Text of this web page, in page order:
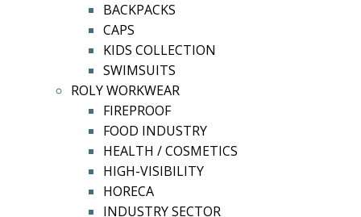
BACKPACKS
CAPS
KIDS COLLECTION
SWIMSUITS
ROLY WORKWEAR
FIREPROOF
FOOD INDUSTRY
HEALTH / COSMETICS
HIGH-VISIBILITY
HORECA
INDUSTRY SECTOR